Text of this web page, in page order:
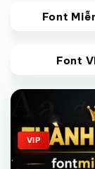
Font
Font
Giảm giá!
VIP